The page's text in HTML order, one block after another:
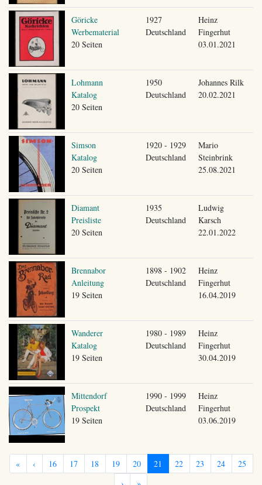
Göricke
Werbematerial
20 Seiten
1927
Deutschland
Heinz
Fingerhut
03.01.2021
Lohmann
Katalog
20 Seiten
1950
Deutschland
Johannes Rilk
20.02.2021
Simson
Katalog
20 Seiten
1920 - 1929
Deutschland
Mario
Steinbrink
25.08.2021
Diamant
Preisliste
20 Seiten
1935
Deutschland
Ludwig
Karsch
22.01.2022
Brennabor
Anleitung
19 Seiten
1898 - 1902
Deutschland
Heinz
Fingerhut
16.04.2019
Wanderer
Katalog
19 Seiten
1980 - 1989
Deutschland
Heinz
Fingerhut
30.04.2019
Mittendorf
Prospekt
19 Seiten
1990 - 1999
Deutschland
Heinz
Fingerhut
03.06.2019
« ‹ 16 17 18 19 20 21 22 23 24
25
›
»